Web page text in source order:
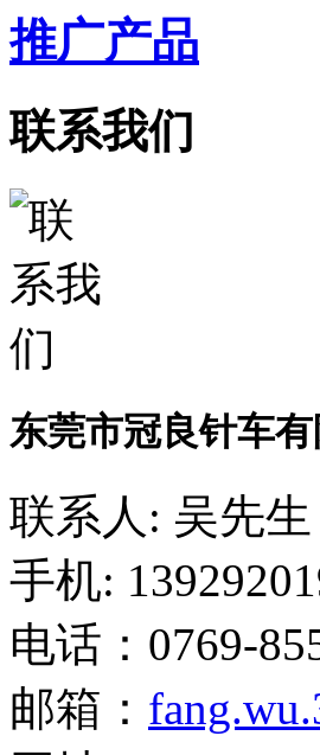
推广产品
联系我们
东莞市冠良针车有
联系人: 吴先生
手机:
电话：0769-
邮箱：